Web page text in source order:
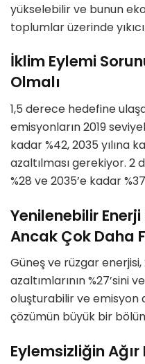
yükselebilir ve bunun
toplumlar üzerinde
İklim Eylemi
Olmalı
1,5 derece hedefine
emisyonların 2019
kadar %42, 2035 yılına
azaltılması gerekiyor. 2
%28 ve 2035’e kadar
Yenilenebilir
Ancak Çok Daha
Güneş ve rüzgar
azaltımlarının %27’sini
oluşturabilir ve emisyon
çözümün büyük bir
Eylemsizliğin